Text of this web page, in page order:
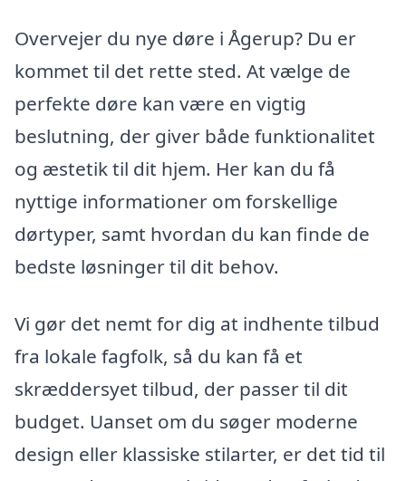
Overvejer du nye døre i Ågerup? Du er
kommet til det rette sted. At vælge de
perfekte døre kan være en vigtig
beslutning, der giver både funktionalitet
og æstetik til dit hjem. Her kan du få
nyttige informationer om forskellige
dørtyper, samt hvordan du kan finde de
bedste løsninger til dit behov.
Vi gør det nemt for dig at indhente tilbud
fra lokale fagfolk, så du kan få et
skræddersyet tilbud, der passer til dit
budget. Uanset om du søger moderne
design eller klassiske stilarter, er det tid til